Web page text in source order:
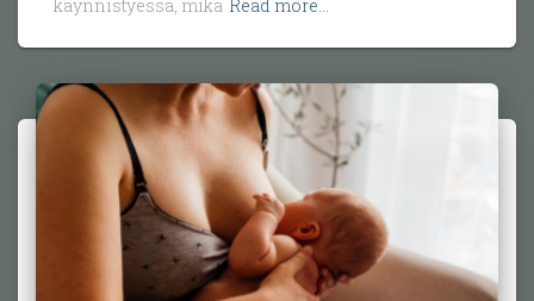
käynnistyessä, mikä Read more…